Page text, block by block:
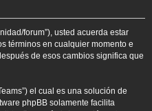
forum”), usted acuerda estar
términos en cualquier momento e
de esos cambios significa que
el cual es una solución de
phpBB solamente facilita